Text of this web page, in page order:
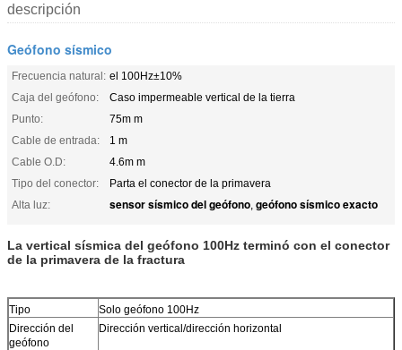
descripción
Geófono sísmico
Frecuencia natural: el 100Hz±10%
Caja del geófono:
Caso impermeable vertical de la tierra
Punto:
75m m
Cable de entrada:
1 m
Cable O.D:
4.6m m
Tipo del conector:
Parta el conector de la primavera
Alta luz:
sensor sísmico del geófono, geófono sísmico exacto
La vertical sísmica del geófono 100Hz terminó con el conector
de la primavera de la fractura
Tipo
Solo geófono 100Hz
Dirección del
geófono
Dirección vertical/dirección horizontal